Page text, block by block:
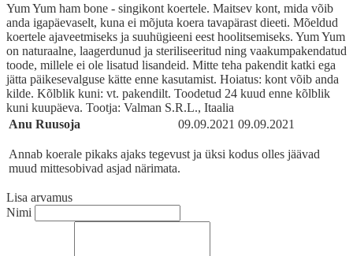
Yum Yum ham bone - singikont koertele. Maitsev kont, mida võib
anda igapäevaselt, kuna ei mõjuta koera tavapärast dieeti. Mõeldud
koertele ajaveetmiseks ja suuhügieeni eest hoolitsemiseks. Yum Yum
on naturaalne, laagerdunud ja steriliseeritud ning vaakumpakendatud
toode, millele ei ole lisatud lisandeid. Mitte teha pakendit katki ega
jätta päikesevalguse kätte enne kasutamist. Hoiatus: kont võib anda
kilde. Kõlblik kuni: vt. pakendilt. Toodetud 24 kuud enne kõlblik
kuni kuupäeva. Tootja: Valman S.R.L., Itaalia
Anu Ruusoja
09.09.2021 09.09.2021
Annab koerale pikaks ajaks tegevust ja üksi kodus olles jäävad
muud mittesobivad asjad närimata.
Lisa arvamus
Nimi